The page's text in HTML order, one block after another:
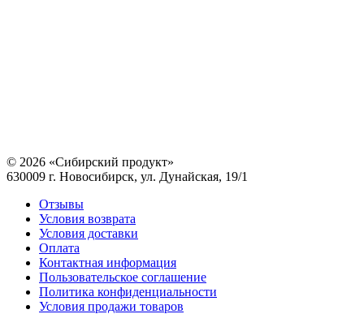
© 2026 «Сибирский продукт»
630009 г. Новосибирск, ул. Дунайская, 19/1
Отзывы
Условия возврата
Условия доставки
Оплата
Контактная информация
Пользовательское соглашение
Политика конфиденциальности
Условия продажи товаров